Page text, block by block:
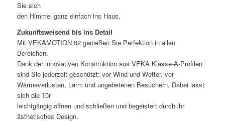
Sie sich
den Himmel ganz einfach ins Haus.
Zukunftsweisend bis ins Detail
Mit VEKAMOTION 82 genießen Sie Perfektion in allen
Bereichen.
Dank der innovativen Konstruktion aus VEKA Klasse-A-Profilen
sind Sie jederzeit geschützt: vor Wind und Wetter, vor
Wärmeverlusten, Lärm und ungebetenen Besuchern. Dabei lässt
sich die Tür
leichtgängig öffnen und schließen und begeistert durch ihr
ästhetisches Design.